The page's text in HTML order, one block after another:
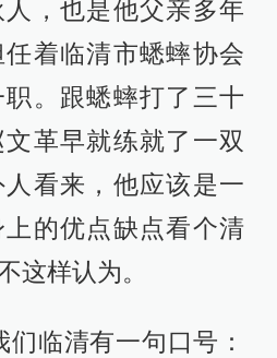
，也是他父亲多年
着临清市蟋蟀协会
。跟蟋蟀打了三十
革早就练就了一双
看来，他应该是一
的优点缺点看个清
这样认为。
们临清有一句口号：